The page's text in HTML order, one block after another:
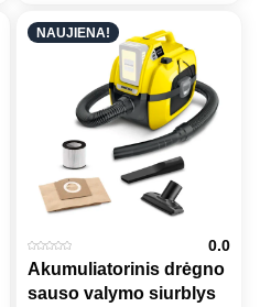
NAUJIENA!
0.0
Akumuliatorinis drėgno
sauso valymo siurblys